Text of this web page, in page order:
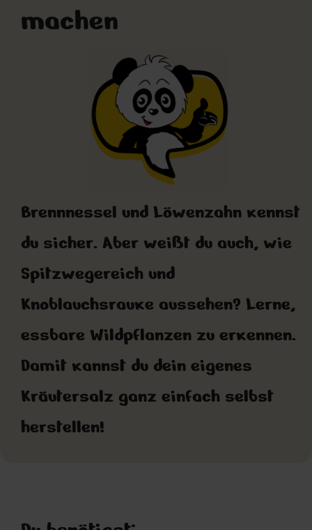
machen
Brennnessel und Löwenzahn kennst
du sicher. Aber weißt du auch, wie
Spitzwegereich und
Knoblauchsrauke aussehen? Lerne,
essbare Wildpflanzen zu erkennen.
Damit kannst du dein eigenes
Kräutersalz ganz einfach selbst
herstellen!